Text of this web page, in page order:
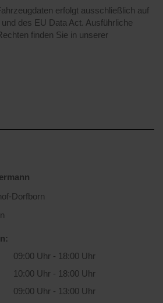
erfolgt ausschließlich auf
des EU Data Act. Ausführliche
finden Sie in unserer
Dorfborn
09:00 Uhr - 18:00 Uhr
10:00 Uhr - 18:00 Uhr
09:00 Uhr - 13:00 Uhr